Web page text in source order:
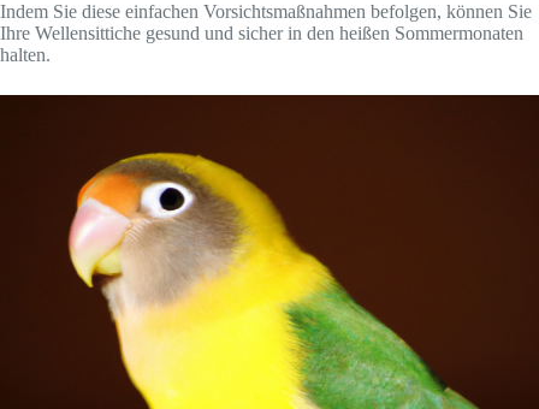
Indem Sie diese einfachen Vorsichtsmaßnahmen befolgen, können Sie
Ihre Wellensittiche gesund und sicher in den heißen Sommermonaten
halten.